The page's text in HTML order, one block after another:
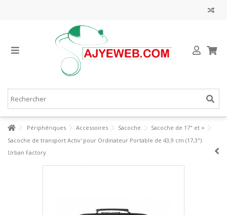
Périphériques Accessoires Sacoche
Sacoche de 17" et +
Sacoche de transport Activ' pour Ordinateur Portable de 43,9 cm (17,3")
Urban Factory